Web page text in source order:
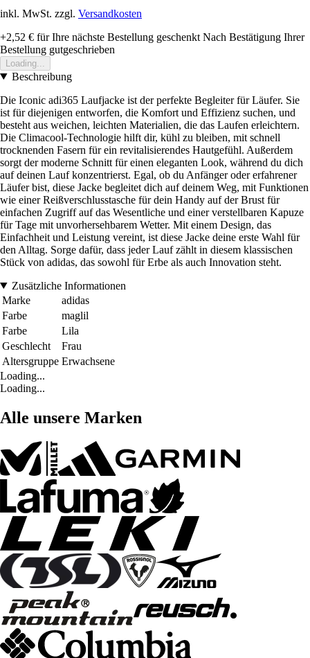
inkl. MwSt. zzgl. Versandkosten
+2,52 € für Ihre nächste Bestellung geschenkt Nach Bestätigung Ihrer
Bestellung gutgeschrieben
Loading...
Beschreibung
Die Iconic adi365 Laufjacke ist der perfekte Begleiter für Läufer. Sie
ist für diejenigen entworfen, die Komfort und Effizienz suchen, und
besteht aus weichen, leichten Materialien, die das Laufen erleichtern.
Die Climacool-Technologie hilft dir, kühl zu bleiben, mit schnell
trocknenden Fasern für ein revitalisierendes Hautgefühl. Außerdem
sorgt der moderne Schnitt für einen eleganten Look, während du dich
auf deinen Lauf konzentrierst. Egal, ob du Anfänger oder erfahrener
Läufer bist, diese Jacke begleitet dich auf deinem Weg, mit Funktionen
wie einer Reißverschlusstasche für dein Handy auf der Brust für
einfachen Zugriff auf das Wesentliche und einer verstellbaren Kapuze
für Tage mit unvorhersehbarem Wetter. Mit einem Design, das
Einfachheit und Leistung vereint, ist diese Jacke deine erste Wahl für
den Alltag. Sorge dafür, dass jeder Lauf zählt in diesem klassischen
Stück von adidas, das sowohl für Erbe als auch Innovation steht.
Zusätzliche Informationen
Marke
adidas
Farbe
maglil
Farbe
Lila
Geschlecht
Frau
Altersgruppe Erwachsene
Loading...
Loading...
Alle unsere Marken